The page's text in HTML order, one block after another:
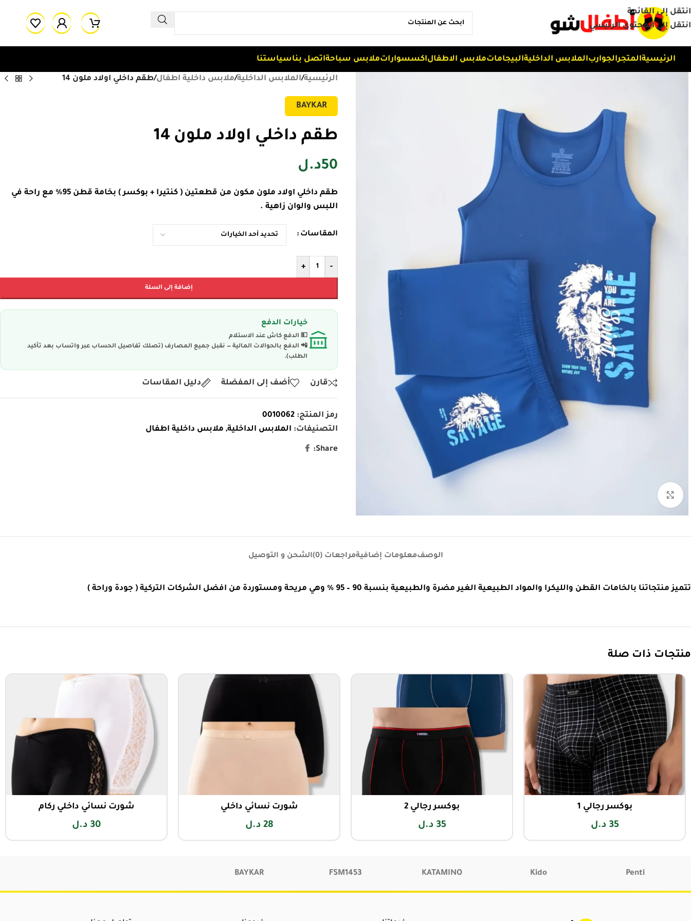
انتقل إلى القائمة
انتقل إلى المحتوى الرئيسي
الرئيسيةالمتجرالجواربالملابس الداخليةالبيجاماتملابس الاطفالاكسسواراتملابس سباحةاتصل بناسياستنا
الرئيسية/الملابس الداخلية/ملابس داخلية اطفال/طقم داخلي اولاد ملون 14
BAYKAR
طقم داخلي اولاد ملون 14
50د.ل
طقم داخلي اولاد ملون مكون من قطعتين ( كنتيرا + بوكسر ) بخامة قطن 95% مع راحة في
اللبس والوان زاهية .
المقاسات
-
+
إضافة إلى السلة
خيارات الدفع
💵 الدفع كاش عند الاستلام
📲 الدفع بالحوالات المالية — نقبل جميع المصارف (تصلك تفاصيل الحساب عبر واتساب بعد تأكيد
الطلب).
قارن أضف إلى المفضلة دليل المقاسات
رمز المنتج: 0010062
التصنيفات: الملابس الداخلية, ملابس داخلية اطفال
Share:
الوصفمعلومات إضافيةمراجعات (0) الشحن و التوصيل
تتميز منتجاتنا بالخامات القطن والليكرا والمواد الطبيعية الغير مضرة والطبيعية بنسبة 90 – 95 % وهي مريحة ومستوردة من افضل الشركات التركية ( جودة وراحة )
منتجات ذات صلة
بوكسر رجالي 1
35 د.ل
بوكسر رجالي 2
35 د.ل
شورت نسائي داخلي
28 د.ل
شورت نسائي داخلي ركام
30 د.ل
Penti
Kido
KATAMINO
FSM1453
BAYKAR